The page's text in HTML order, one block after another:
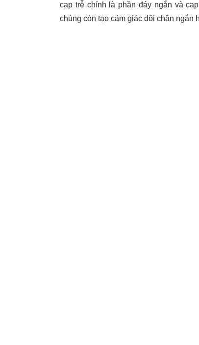
cạp trễ chính là phần đáy ngắn và
chúng còn tạo cảm giác đôi chân ngắn